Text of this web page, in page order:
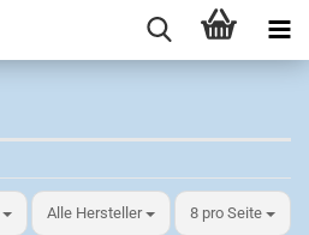
Alle Hersteller 8 pro Seite
pro Seite